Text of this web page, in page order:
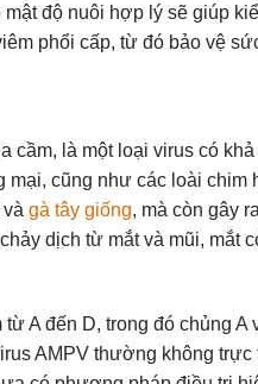
độ nuôi hợp lý sẽ giúp
phổi cấp, từ đó bảo vệ
cầm, là một loại virus có
cũng như các loài
gà tây giống, mà còn gây
dịch từ mắt và mũi, mắt
A đến D, trong đó chủng
AMPV thường không